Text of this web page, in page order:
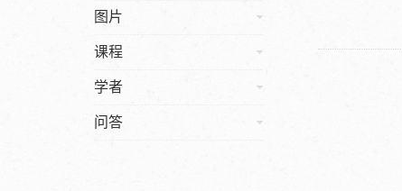
课程
学者
问答
图片